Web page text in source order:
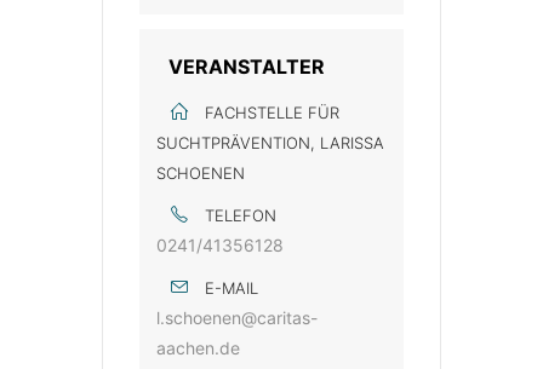
VERANSTALTER
FACHSTELLE FÜR
SUCHTPRÄVENTION, LARISSA
SCHOENEN
TELEFON
0241/41356128
E-MAIL
l.schoenen@caritas-
aachen.de